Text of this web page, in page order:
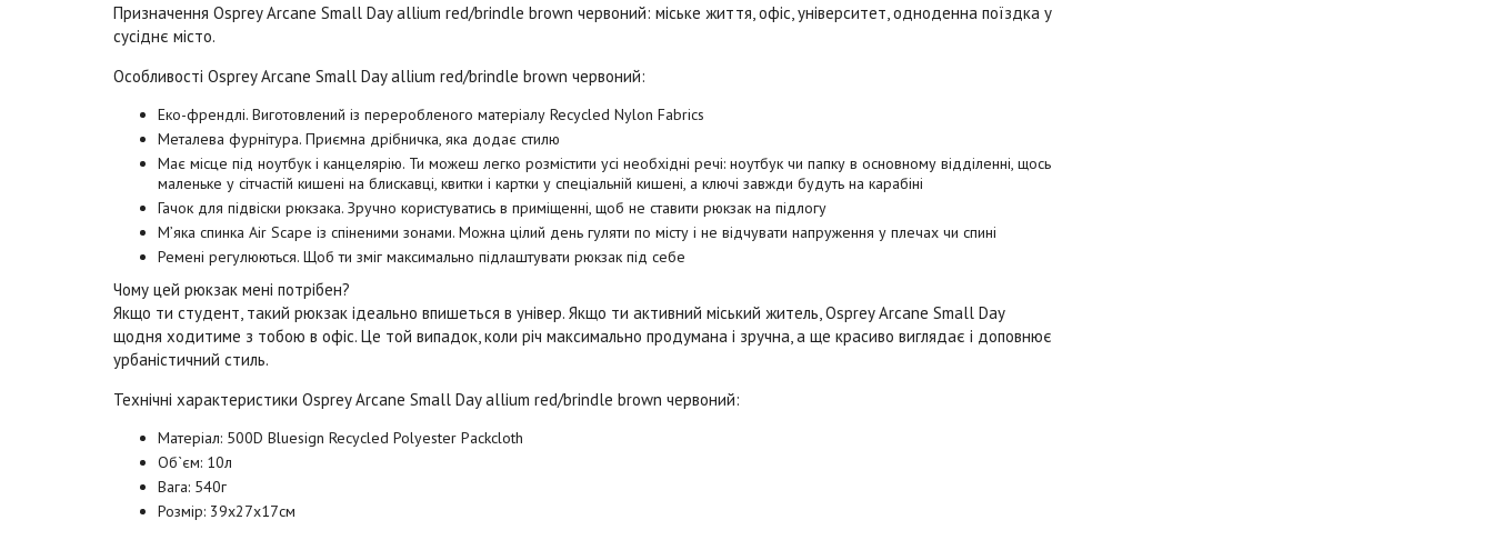
Призначення Osprey Arcane Small Day allium red/brindle brown червоний: міське життя, офіс, університет, одноденна поїздка у
сусіднє місто.
Особливості Osprey Arcane Small Day allium red/brindle brown червоний:
Еко-френдлі. Виготовлений із переробленого матеріалу Recycled Nylon Fabrics
Металева фурнітура. Приємна дрібничка, яка додає стилю
Має місце під ноутбук і канцелярію. Ти можеш легко розмістити усі необхідні речі: ноутбук чи папку в основному відділенні, щось
маленьке у сітчастій кишені на блискавці, квитки і картки у спеціальній кишені, а ключі завжди будуть на карабіні
Гачок для підвіски рюкзака. Зручно користуватись в приміщенні, щоб не ставити рюкзак на підлогу
М’яка спинка Air Scape із спіненими зонами. Можна цілий день гуляти по місту і не відчувати напруження у плечах чи спині
Ремені регулюються. Щоб ти зміг максимально підлаштувати рюкзак під себе
Чому цей рюкзак мені потрібен?
Якщо ти студент, такий рюкзак ідеально впишеться в універ. Якщо ти активний міський житель, Osprey Arcane Small Day
щодня ходитиме з тобою в офіс. Це той випадок, коли річ максимально продумана і зручна, а ще красиво виглядає і доповнює
урбаністичний стиль.
Технічні характеристики Osprey Arcane Small Day allium red/brindle brown червоний:
Матеріал: 500D Bluesign Recycled Polyester Packcloth
Об`єм: 10л
Вага: 540г
Розмір: 39х27х17см